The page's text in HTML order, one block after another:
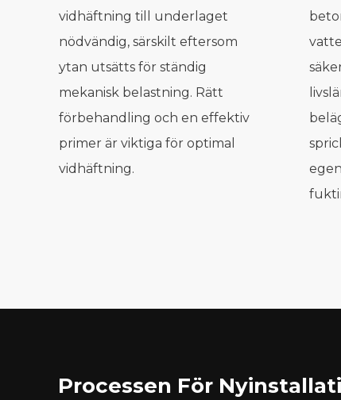
vidhäftning till underlaget
nödvändig, särskilt eftersom
ytan utsätts för ständig
mekanisk belastning. Rätt
förbehandling och en effektiv
primer är viktiga för optimal
vidhäftning.
Processen För